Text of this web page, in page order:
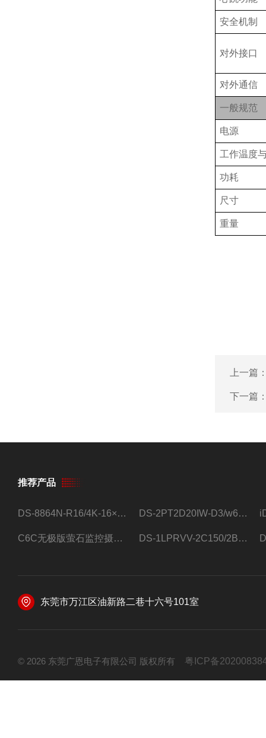
安全机制
对外接口
对外通信
一般规范
电源
工作温度
功耗
尺寸
重量
上一篇
下一篇
推荐产品
DS-8864N-R16/4K-16×4T/希捷16盘位录像机 DS-2PT2D20IW-D3/w64路高清硬盘录像机
C6C无极版萤石监控摄像头 DS-1LPRVV-2C150/2B监控室外夜视高清电源线护套线200米/卷
东莞市万江区油新路二巷十六号101室
© 2026 东莞广恩电子有限公司 版权所有 粤ICP备